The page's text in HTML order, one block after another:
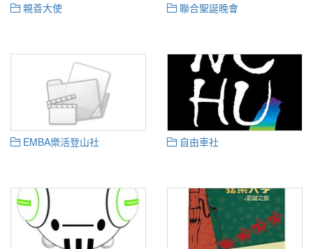
親善大使 聯合聖誕晚會
EMBA樂活登山社 自由車社